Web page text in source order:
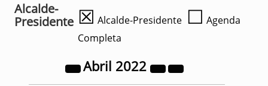
Alcalde-
Presidente ☒ Alcalde-Presidente ☐ Agenda
Completa
Abril 2022